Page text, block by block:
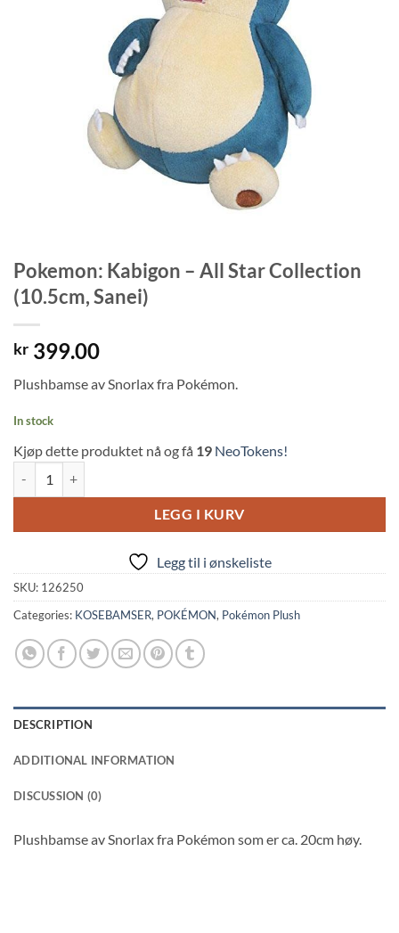
Pokemon: Kabigon – All Star Collection
(10.5cm, Sanei)
kr 399.00
Plushbamse av Snorlax fra Pokémon.
In stock
Kjøp dette produktet nå og få 19 NeoTokens!
LEGG I KURV
Legg til i ønskeliste
SKU: 126250
Categories: KOSEBAMSER, POKÉMON, Pokémon Plush
DESCRIPTION
ADDITIONAL INFORMATION
DISCUSSION (0)
Plushbamse av Snorlax fra Pokémon som er ca. 20cm høy.